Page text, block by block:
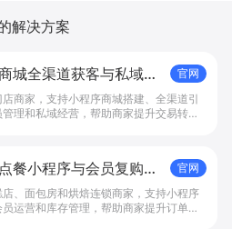
解决方案
城全渠道获客与私域复
赞
官网
商家，支持小程序商城搭建、全渠道引
理和私域经营，帮助商家提升交易转化
餐小程序与会员复购工
官网
、面包房和烘焙连锁商家，支持小程序
运营和库存管理，帮助商家提升订单转